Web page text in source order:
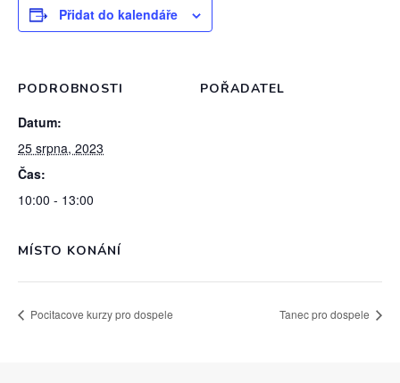
Přidat do kalendáře
PODROBNOSTI
Datum:
25 srpna, 2023
Čas:
10:00 - 13:00
POŘADATEL
MÍSTO KONÁNÍ
Pocitacove kurzy pro dospele Tanec pro dospele